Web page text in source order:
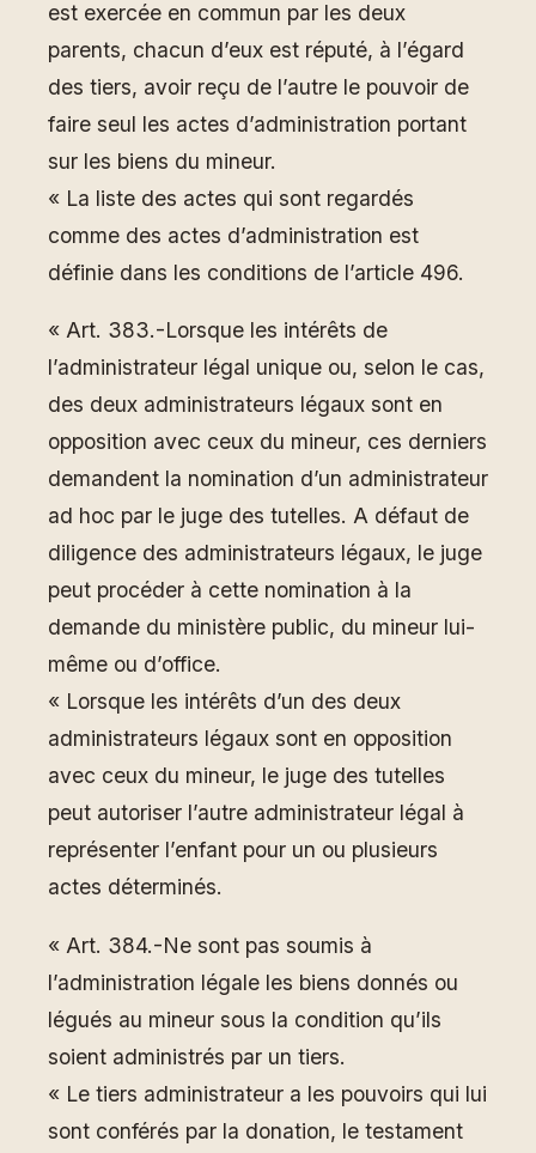
est exercée en commun par les deux
parents, chacun d’eux est réputé, à l’égard
des tiers, avoir reçu de l’autre le pouvoir de
faire seul les actes d’administration portant
sur les biens du mineur.
« La liste des actes qui sont regardés
comme des actes d’administration est
définie dans les conditions de l’article 496.
« Art. 383.-Lorsque les intérêts de
l’administrateur légal unique ou, selon le cas,
des deux administrateurs légaux sont en
opposition avec ceux du mineur, ces derniers
demandent la nomination d’un administrateur
ad hoc par le juge des tutelles. A défaut de
diligence des administrateurs légaux, le juge
peut procéder à cette nomination à la
demande du ministère public, du mineur lui-
même ou d’office.
« Lorsque les intérêts d’un des deux
administrateurs légaux sont en opposition
avec ceux du mineur, le juge des tutelles
peut autoriser l’autre administrateur légal à
représenter l’enfant pour un ou plusieurs
actes déterminés.
« Art. 384.-Ne sont pas soumis à
l’administration légale les biens donnés ou
légués au mineur sous la condition qu’ils
soient administrés par un tiers.
« Le tiers administrateur a les pouvoirs qui lui
sont conférés par la donation, le testament